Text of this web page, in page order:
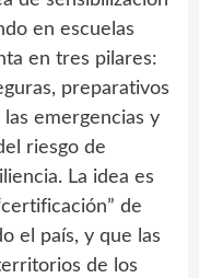
en escuelas
en tres pilares:
preparativos
emergencias y
riesgo de
La idea es
de
el país, y que las
de los